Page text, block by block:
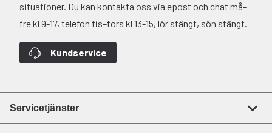
situationer. Du kan kontakta oss via epost och chat må-
fre kl 9-17, telefon tis–tors kl 13-15, lör stängt, sön stängt.
Kundservice
Servicetjänster